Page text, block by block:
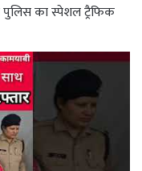
का स्पेशल ट्रैफिक